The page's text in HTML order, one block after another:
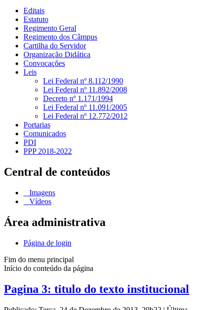
Editais
Estatuto
Regimento Geral
Regimento dos Câmpus
Cartilha do Servidor
Organização Didática
Convocações
Leis
Lei Federal nº 8.112/1990
Lei Federal nº 11.892/2008
Decreto nº 1.171/1994
Lei Federal nº 11.091/2005
Lei Federal nº 12.772/2012
Portarias
Comunicados
PDI
PPP 2018-2022
Central de conteúdos
Imagens
Vídeos
Área administrativa
Página de login
Fim do menu principal
Início do conteúdo da página
Pagina 3: titulo do texto institucional